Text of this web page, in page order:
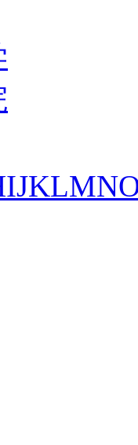
IJKLMN